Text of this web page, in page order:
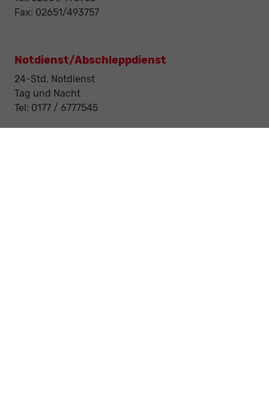
Fax: 02651/493757
Notdienst/Abschleppdienst
24-Std. Notdienst
Tag und Nacht
Tel: 0177 / 6777545